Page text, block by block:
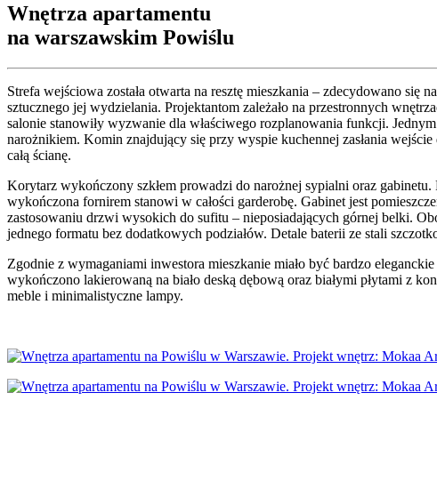
Wnętrza apartamentu
na warszawskim Powiślu
Strefa wejściowa została otwarta na resztę mieszkania – zdecydowano
sztucznego jej wydzielania. Projektantom zależało na przestronnych
salonie stanowiły wyzwanie dla właściwego rozplanowania funkcji.
narożnikiem. Komin znajdujący się przy wyspie kuchennej zasłania
całą ścianę.
Korytarz wykończony szkłem prowadzi do narożnej sypialni oraz
wykończona fornirem stanowi w całości garderobę. Gabinet jest
zastosowaniu drzwi wysokich do sufitu – nieposiadających górnej belki.
jednego formatu bez dodatkowych podziałów. Detale baterii ze stali
Zgodnie z wymaganiami inwestora mieszkanie miało być bardzo
wykończono lakierowaną na biało deską dębową oraz białymi płytami z
meble i minimalistyczne lampy.